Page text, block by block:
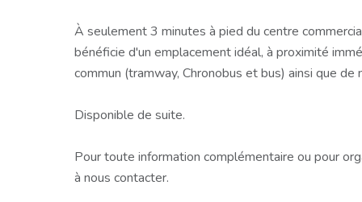
À seulement 3 minutes à pied du centre
bénéficie d'un emplacement idéal, à proximité
commun (tramway, Chronobus et bus) ainsi que de
Disponible de suite.
Pour toute information complémentaire ou pour
à nous contacter.